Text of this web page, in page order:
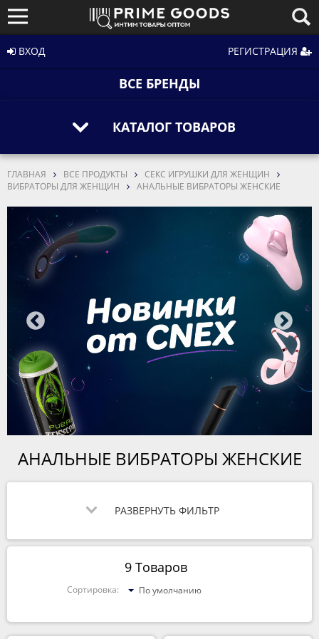
ВХОД РЕГИСТРАЦИЯ
КАТАЛОГ ТОВАРОВ
АНАЛЬНЫЕ ВИБРАТОРЫ ЖЕНСКИЕ
РАЗВЕРНУТЬ ФИЛЬТР
9 Товаров
По умолчанию
Для того чтобы увидеть оптовые цены и
остатки на складе, авторизуйтесь или
пройдите регистрацию и подтверждение за
10 минут.
РЕГИСТРАЦИЯ ЗАКРЫТЬ